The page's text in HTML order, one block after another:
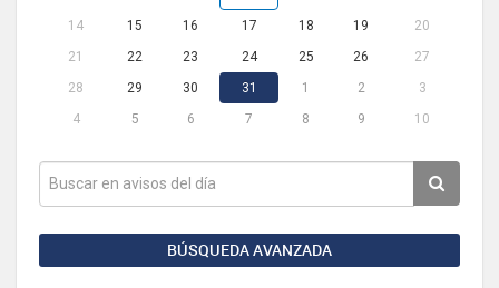
14 15 16 17 18 19
20
21
22 23 24 25 26
27
28
29 30 31 1 2
3
4
5 6 7 8 9 10
BÚSQUEDA AVANZADA